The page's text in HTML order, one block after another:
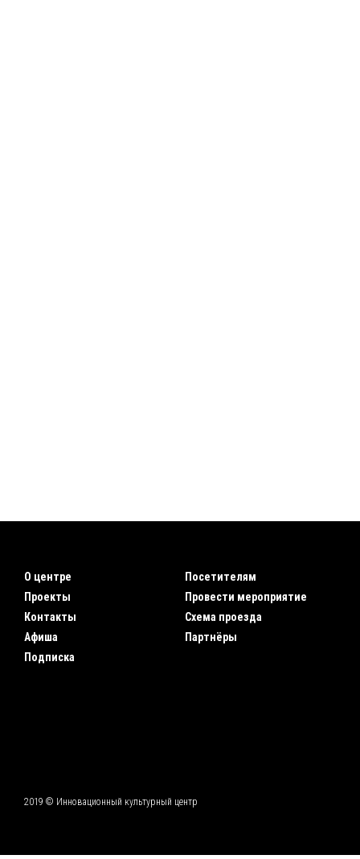
О центре
Проекты
Контакты
Афиша
Подписка
Посетителям
Провести мероприятие
Схема проезда
Партнёры
2019 © Инновационный культурный центр